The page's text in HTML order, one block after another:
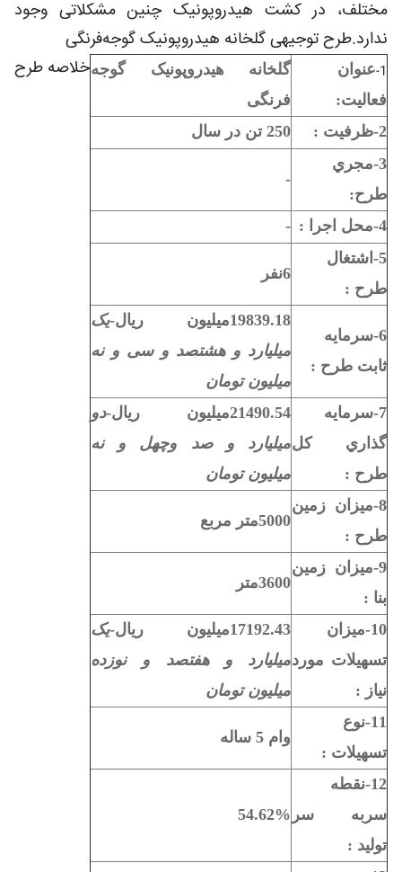
مختلف، در کشت هیدروپونیک چنین مشکلاتی وجود
ندارد.طرح توجیهی گلخانه هیدروپونیک گوجه‌فرنگی
خلاصه طرح
1- عنوان
فعاليت:
گلخانه هیدروپونیک گوجه
فرنگی
2-ظرفيت :
250 تن در سال
3-مجري
طرح:
-
4-محل اجرا :
-
5-اشتغال
طرح :
6نفر
6-سرمايه
ثابت طرح :
19839.18میلیون ریال-
یک
میلیارد و هشتصد و سی و نه
میلیون تومان
7-سرمايه
گذاري کل
طرح :
21490.54میلیون ریال-
دو
میلیارد و صد وچهل و نه
میلیون تومان
8-ميزان زمين
طرح :
5000متر مربع
9-ميزان زمين
بنا :
3600متر
10-ميزان
تسهيلات مورد
نياز :
17192.43میلیون ریال-
یک
میلیارد و هفتصد و نوزده
میلیون تومان
11-نوع
تسهيلات :
وام 5 ساله
12-نقطه
سربه سر
توليد :
54.62%